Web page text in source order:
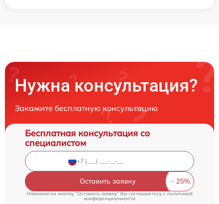
Нужна консультация?
Закажите бесплатную консультацию
Бесплатная консультация со
специалистом
Оставить заявку
Нажимая на кнопку "Оставить заявку" Вы соглашаетесь cполитикой
конфиденциальности